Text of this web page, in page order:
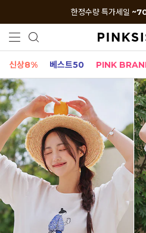
한정수량 특가세일
신상8% 베스트50 PINK